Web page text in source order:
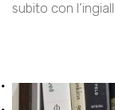
subito con